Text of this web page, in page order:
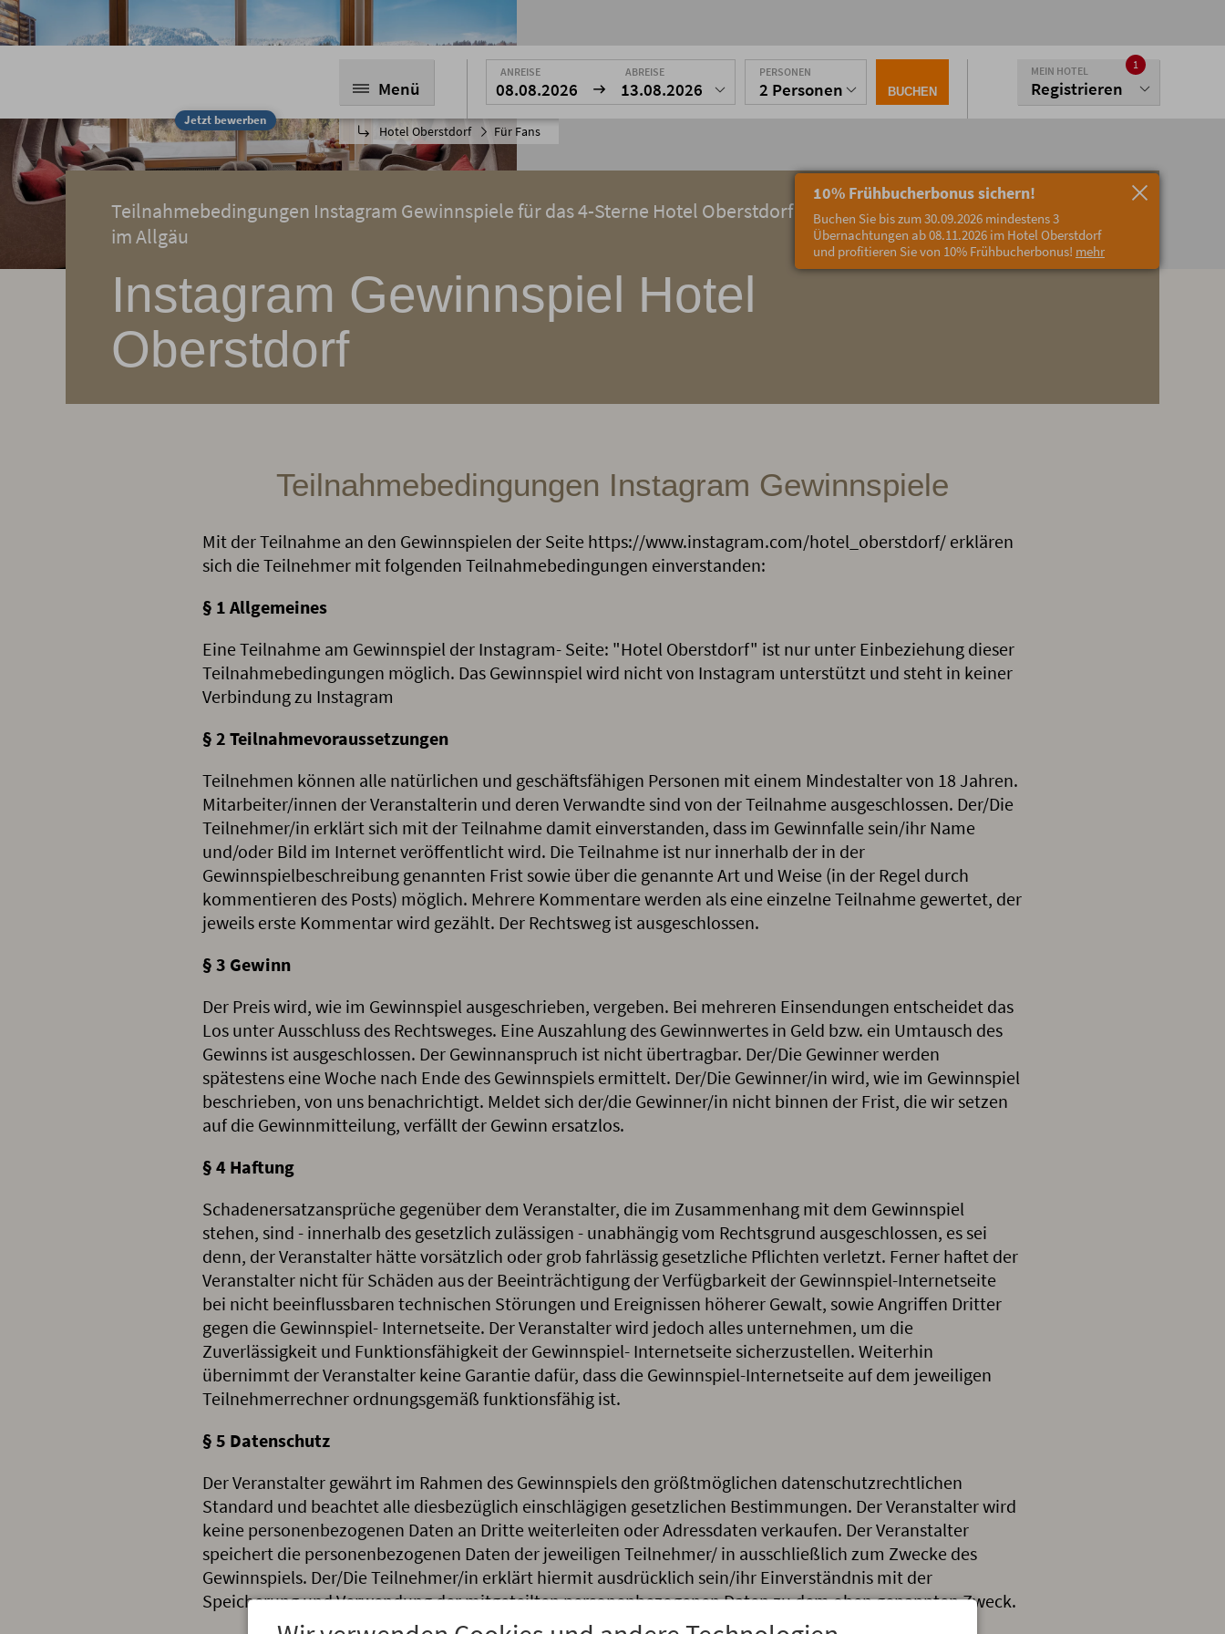
Jetzt bewerben
Menü
Hotel Oberstdorf Für Fans
10% Frühbucherbonus sichern!
Buchen Sie bis zum 30.09.2026 mindestens 3
Übernachtungen ab 08.11.2026 im Hotel Oberstdorf
und profitieren Sie von 10% Frühbucherbonus! mehr
ANREISE
08.08.2026
ABREISE
13.08.2026
PERSONEN
2 Personen BUCHEN
MEIN HOTEL
Registrieren
1
Teilnahmebedingungen Instagram Gewinnspiele für das 4-Sterne Hotel Oberstdorf
im Allgäu
Instagram Gewinnspiel Hotel
Oberstdorf
Teilnahmebedingungen Instagram Gewinnspiele
Mit der Teilnahme an den Gewinnspielen der Seite https://www.instagram.com/hotel_oberstdorf/ erklären
sich die Teilnehmer mit folgenden Teilnahmebedingungen einverstanden:
§ 1 Allgemeines
Eine Teilnahme am Gewinnspiel der Instagram- Seite: "Hotel Oberstdorf" ist nur unter Einbeziehung dieser
Teilnahmebedingungen möglich. Das Gewinnspiel wird nicht von Instagram unterstützt und steht in keiner
Verbindung zu Instagram
§ 2 Teilnahmevoraussetzungen
Teilnehmen können alle natürlichen und geschäftsfähigen Personen mit einem Mindestalter von 18 Jahren.
Mitarbeiter/innen der Veranstalterin und deren Verwandte sind von der Teilnahme ausgeschlossen. Der/Die
Teilnehmer/in erklärt sich mit der Teilnahme damit einverstanden, dass im Gewinnfalle sein/ihr Name
und/oder Bild im Internet veröffentlicht wird. Die Teilnahme ist nur innerhalb der in der
Gewinnspielbeschreibung genannten Frist sowie über die genannte Art und Weise (in der Regel durch
kommentieren des Posts) möglich. Mehrere Kommentare werden als eine einzelne Teilnahme gewertet, der
jeweils erste Kommentar wird gezählt. Der Rechtsweg ist ausgeschlossen.
§ 3 Gewinn
Der Preis wird, wie im Gewinnspiel ausgeschrieben, vergeben. Bei mehreren Einsendungen entscheidet das
Los unter Ausschluss des Rechtsweges. Eine Auszahlung des Gewinnwertes in Geld bzw. ein Umtausch des
Gewinns ist ausgeschlossen. Der Gewinnanspruch ist nicht übertragbar. Der/Die Gewinner werden
spätestens eine Woche nach Ende des Gewinnspiels ermittelt. Der/Die Gewinner/in wird, wie im Gewinnspiel
beschrieben, von uns benachrichtigt. Meldet sich der/die Gewinner/in nicht binnen der Frist, die wir setzen
auf die Gewinnmitteilung, verfällt der Gewinn ersatzlos.
§ 4 Haftung
Schadenersatzansprüche gegenüber dem Veranstalter, die im Zusammenhang mit dem Gewinnspiel
stehen, sind - innerhalb des gesetzlich zulässigen - unabhängig vom Rechtsgrund ausgeschlossen, es sei
denn, der Veranstalter hätte vorsätzlich oder grob fahrlässig gesetzliche Pflichten verletzt. Ferner haftet der
Veranstalter nicht für Schäden aus der Beeinträchtigung der Verfügbarkeit der Gewinnspiel-Internetseite
bei nicht beeinflussbaren technischen Störungen und Ereignissen höherer Gewalt, sowie Angriffen Dritter
gegen die Gewinnspiel- Internetseite. Der Veranstalter wird jedoch alles unternehmen, um die
Zuverlässigkeit und Funktionsfähigkeit der Gewinnspiel- Internetseite sicherzustellen. Weiterhin
übernimmt der Veranstalter keine Garantie dafür, dass die Gewinnspiel-Internetseite auf dem jeweiligen
Teilnehmerrechner ordnungsgemäß funktionsfähig ist.
§ 5 Datenschutz
Der Veranstalter gewährt im Rahmen des Gewinnspiels den größtmöglichen datenschutzrechtlichen
Standard und beachtet alle diesbezüglich einschlägigen gesetzlichen Bestimmungen. Der Veranstalter wird
keine personenbezogenen Daten an Dritte weiterleiten oder Adressdaten verkaufen. Der Veranstalter
speichert die personenbezogenen Daten der jeweiligen Teilnehmer/ in ausschließlich zum Zwecke des
Gewinnspiels. Der/Die Teilnehmer/in erklärt hiermit ausdrücklich sein/ihr Einverständnis mit der
Speicherung und Verwendung der mitgeteilten personenbezogenen Daten zu dem oben genannten Zweck.